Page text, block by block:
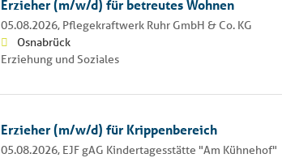
Erzieher (m/w/d) für betreutes Wohnen
05.08.2026, Pflegekraftwerk Ruhr GmbH & Co. KG
Osnabrück
Erziehung und Soziales
Erzieher (m/w/d) für Krippenbereich
05.08.2026, EJF gAG Kindertagesstätte "Am Kühnehof"